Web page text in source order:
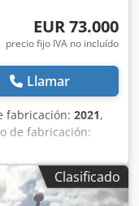
EUR 73.000
precio fijo IVA no incluído
Llamar
fabricación: 2021,
de fabricación:
(lxanxal): 622 x
TCD4.1 L-4
(Valencia)
sentado marca
Clasificado